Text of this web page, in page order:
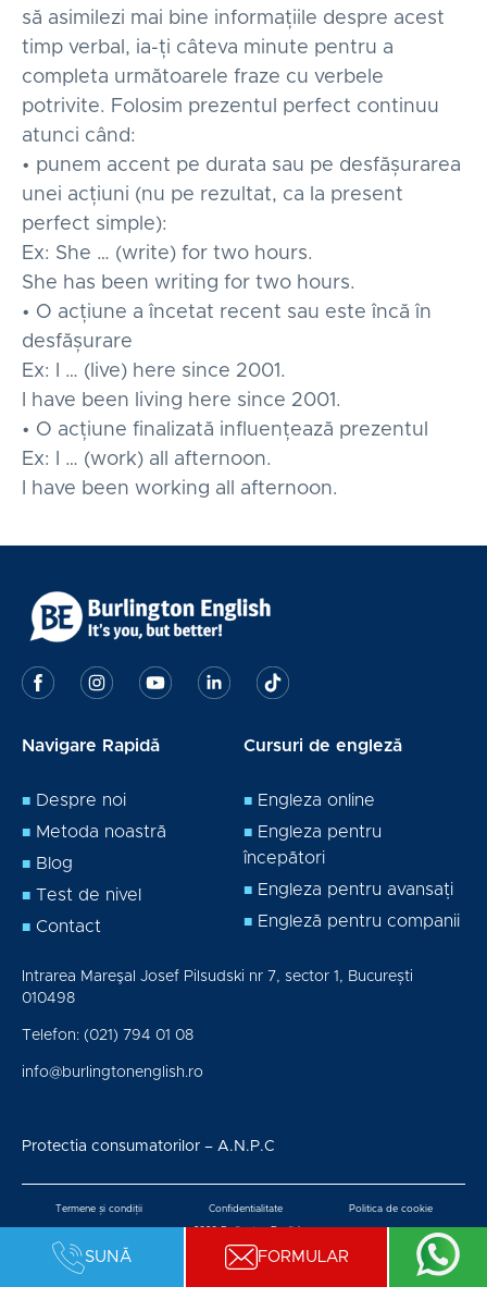
să asimilezi mai bine informațiile despre acest
timp verbal, ia-ți câteva minute pentru a
completa următoarele fraze cu verbele
potrivite. Folosim prezentul perfect continuu
atunci când:
• punem accent pe durata sau pe desfășurarea
unei acțiuni (nu pe rezultat, ca la present
perfect simple):
Ex: She … (write) for two hours.
She has been writing for two hours.
• O acțiune a încetat recent sau este încă în
desfășurare
Ex: I … (live) here since 2001.
I have been living here since 2001.
• O acțiune finalizată influențează prezentul
Ex: I … (work) all afternoon.
I have been working all afternoon.
Navigare Rapidă
Despre noi
Metoda noastră
Blog
Test de nivel
Contact
Cursuri de engleză
Engleza online
Engleza pentru
începători
Engleza pentru avansați
Engleză pentru companii
Intrarea Mareşal Josef Pilsudski nr 7, sector 1, București
010498
Telefon: (021) 794 01 08
info@burlingtonenglish.ro
Protectia consumatorilor – A.N.P.C
Termene și condiții Confidentialitate Politica de cookie
SUNĂ FORMULAR